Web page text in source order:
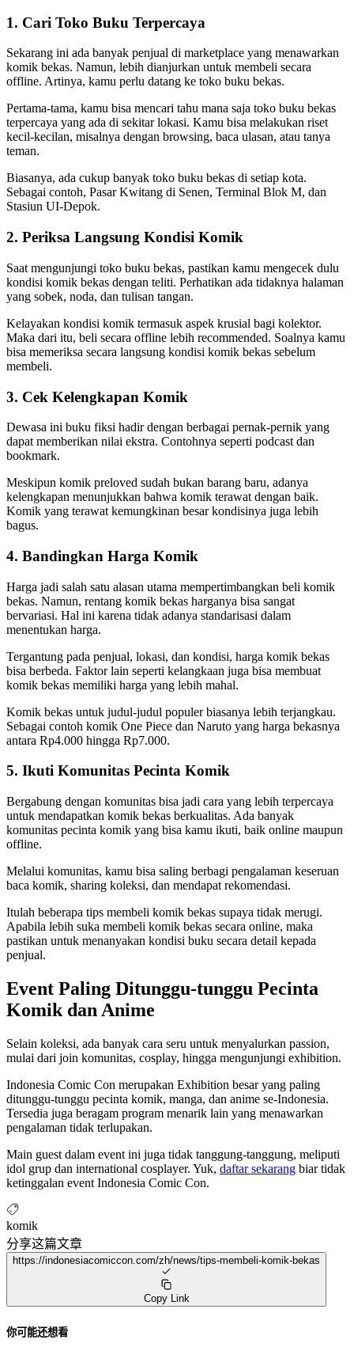
1. Cari Toko Buku Terpercaya
Sekarang ini ada banyak penjual di marketplace yang menawarkan
komik bekas. Namun, lebih dianjurkan untuk membeli secara
offline. Artinya, kamu perlu datang ke toko buku bekas.
Pertama-tama, kamu bisa mencari tahu mana saja toko buku bekas
terpercaya yang ada di sekitar lokasi. Kamu bisa melakukan riset
kecil-kecilan, misalnya dengan browsing, baca ulasan, atau tanya
teman.
Biasanya, ada cukup banyak toko buku bekas di setiap kota.
Sebagai contoh, Pasar Kwitang di Senen, Terminal Blok M, dan
Stasiun UI-Depok.
2. Periksa Langsung Kondisi Komik
Saat mengunjungi toko buku bekas, pastikan kamu mengecek dulu
kondisi komik bekas dengan teliti. Perhatikan ada tidaknya halaman
yang sobek, noda, dan tulisan tangan.
Kelayakan kondisi komik termasuk aspek krusial bagi kolektor.
Maka dari itu, beli secara offline lebih recommended. Soalnya kamu
bisa memeriksa secara langsung kondisi komik bekas sebelum
membeli.
3. Cek Kelengkapan Komik
Dewasa ini buku fiksi hadir dengan berbagai pernak-pernik yang
dapat memberikan nilai ekstra. Contohnya seperti podcast dan
bookmark.
Meskipun komik preloved sudah bukan barang baru, adanya
kelengkapan menunjukkan bahwa komik terawat dengan baik.
Komik yang terawat kemungkinan besar kondisinya juga lebih
bagus.
4. Bandingkan Harga Komik
Harga jadi salah satu alasan utama mempertimbangkan beli komik
bekas. Namun, rentang komik bekas harganya bisa sangat
bervariasi. Hal ini karena tidak adanya standarisasi dalam
menentukan harga.
Tergantung pada penjual, lokasi, dan kondisi, harga komik bekas
bisa berbeda. Faktor lain seperti kelangkaan juga bisa membuat
komik bekas memiliki harga yang lebih mahal.
Komik bekas untuk judul-judul populer biasanya lebih terjangkau.
Sebagai contoh komik One Piece dan Naruto yang harga bekasnya
antara Rp4.000 hingga Rp7.000.
5. Ikuti Komunitas Pecinta Komik
Bergabung dengan komunitas bisa jadi cara yang lebih terpercaya
untuk mendapatkan komik bekas berkualitas. Ada banyak
komunitas pecinta komik yang bisa kamu ikuti, baik online maupun
offline.
Melalui komunitas, kamu bisa saling berbagi pengalaman keseruan
baca komik, sharing koleksi, dan mendapat rekomendasi.
Itulah beberapa tips membeli komik bekas supaya tidak merugi.
Apabila lebih suka membeli komik bekas secara online, maka
pastikan untuk menanyakan kondisi buku secara detail kepada
penjual.
Event Paling Ditunggu-tunggu Pecinta
Komik dan Anime
Selain koleksi, ada banyak cara seru untuk menyalurkan passion,
mulai dari join komunitas, cosplay, hingga mengunjungi exhibition.
Indonesia Comic Con merupakan Exhibition besar yang paling
ditunggu-tunggu pecinta komik, manga, dan anime se-Indonesia.
Tersedia juga beragam program menarik lain yang menawarkan
pengalaman tidak terlupakan.
Main guest dalam event ini juga tidak tanggung-tanggung, meliputi
idol grup dan international cosplayer. Yuk, daftar sekarang biar tidak
ketinggalan event Indonesia Comic Con.
komik
分享这篇文章
https://indonesiacomiccon.com/zh/news/tips-membeli-komik-bekas
Copy Link
你可能还想看